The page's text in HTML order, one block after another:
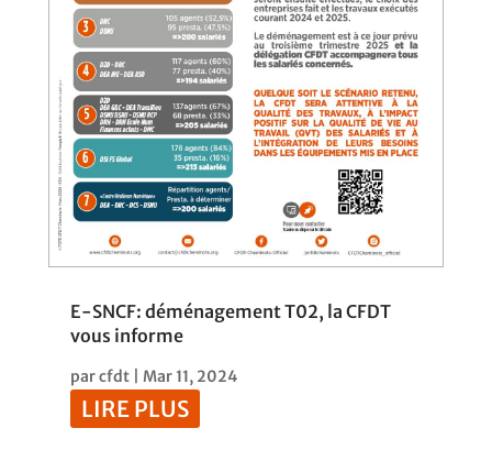
E-SNCF: déménagement T02, la CFDT
vous informe
parcfdt| Mar 11, 2024
LIRE PLUS